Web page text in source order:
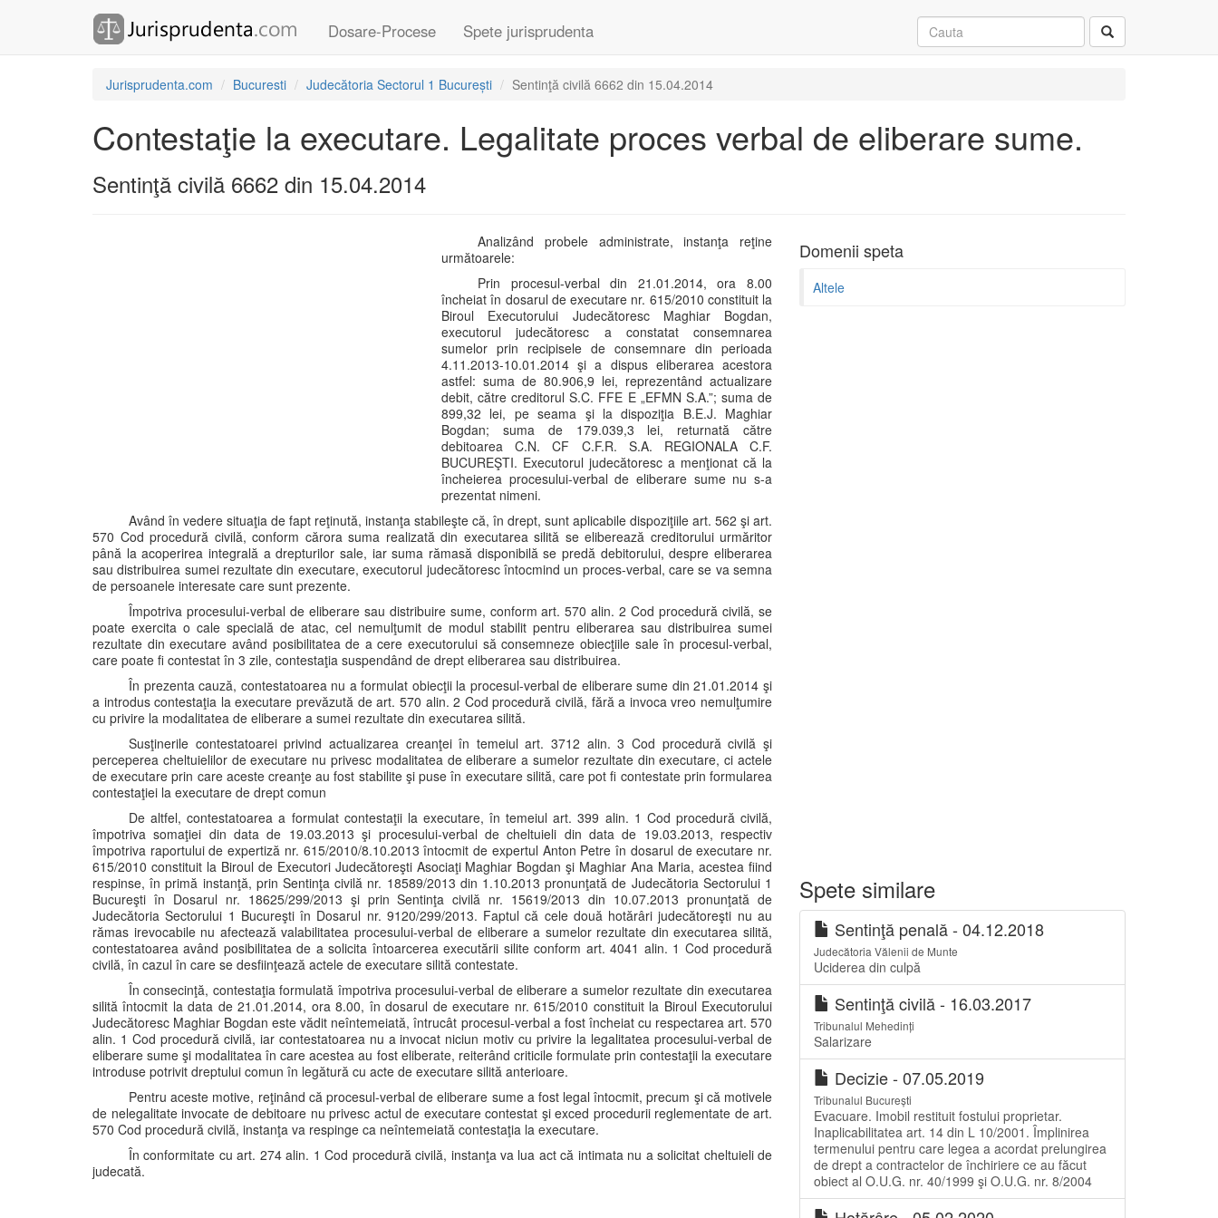
Dosare-Procese Spete jurisprudenta
Jurisprudenta.com Bucuresti Judecătoria Sectorul 1 București Sentinţă civilă 6662 din 15.04.2014
Contestaţie la executare. Legalitate proces verbal de eliberare sume.
Sentinţă civilă 6662 din 15.04.2014
Analizând probele administrate, instanţa reţine
următoarele:
Prin procesul-verbal din 21.01.2014, ora 8.00
încheiat în dosarul de executare nr. 615/2010 constituit la
Biroul Executorului Judecătoresc Maghiar Bogdan,
executorul judecătoresc a constatat consemnarea
sumelor prin recipisele de consemnare din perioada
4.11.2013-10.01.2014 şi a dispus eliberarea acestora
astfel: suma de 80.906,9 lei, reprezentând actualizare
debit, către creditorul S.C. FFE E „EFMN S.A.”; suma de
899,32 lei, pe seama şi la dispoziţia B.E.J. Maghiar
Bogdan; suma de 179.039,3 lei, returnată către
debitoarea C.N. CF C.F.R. S.A. REGIONALA C.F.
BUCUREŞTI. Executorul judecătoresc a menţionat că la
încheierea procesului-verbal de eliberare sume nu s-a
prezentat nimeni.
Având în vedere situaţia de fapt reţinută, instanţa stabileşte că, în drept, sunt aplicabile dispoziţiile art. 562 şi art.
570 Cod procedură civilă, conform cărora suma realizată din executarea silită se eliberează creditorului urmăritor
până la acoperirea integrală a drepturilor sale, iar suma rămasă disponibilă se predă debitorului, despre eliberarea
sau distribuirea sumei rezultate din executare, executorul judecătoresc întocmind un proces-verbal, care se va semna
de persoanele interesate care sunt prezente.
Împotriva procesului-verbal de eliberare sau distribuire sume, conform art. 570 alin. 2 Cod procedură civilă, se
poate exercita o cale specială de atac, cel nemulţumit de modul stabilit pentru eliberarea sau distribuirea sumei
rezultate din executare având posibilitatea de a cere executorului să consemneze obiecţiile sale în procesul-verbal,
care poate fi contestat în 3 zile, contestaţia suspendând de drept eliberarea sau distribuirea.
În prezenta cauză, contestatoarea nu a formulat obiecţii la procesul-verbal de eliberare sume din 21.01.2014 şi
a introdus contestaţia la executare prevăzută de art. 570 alin. 2 Cod procedură civilă, fără a invoca vreo nemulţumire
cu privire la modalitatea de eliberare a sumei rezultate din executarea silită.
Susţinerile contestatoarei privind actualizarea creanţei în temeiul art. 3712 alin. 3 Cod procedură civilă şi
perceperea cheltuielilor de executare nu privesc modalitatea de eliberare a sumelor rezultate din executare, ci actele
de executare prin care aceste creanţe au fost stabilite şi puse în executare silită, care pot fi contestate prin formularea
contestaţiei la executare de drept comun
De altfel, contestatoarea a formulat contestaţii la executare, în temeiul art. 399 alin. 1 Cod procedură civilă,
împotriva somaţiei din data de 19.03.2013 şi procesului-verbal de cheltuieli din data de 19.03.2013, respectiv
împotriva raportului de expertiză nr. 615/2010/8.10.2013 întocmit de expertul Anton Petre în dosarul de executare nr.
615/2010 constituit la Biroul de Executori Judecătoreşti Asociaţi Maghiar Bogdan şi Maghiar Ana Maria, acestea fiind
respinse, în primă instanţă, prin Sentinţa civilă nr. 18589/2013 din 1.10.2013 pronunţată de Judecătoria Sectorului 1
Bucureşti în Dosarul nr. 18625/299/2013 şi prin Sentinţa civilă nr. 15619/2013 din 10.07.2013 pronunţată de
Judecătoria Sectorului 1 Bucureşti în Dosarul nr. 9120/299/2013. Faptul că cele două hotărâri judecătoreşti nu au
rămas irevocabile nu afectează valabilitatea procesului-verbal de eliberare a sumelor rezultate din executarea silită,
contestatoarea având posibilitatea de a solicita întoarcerea executării silite conform art. 4041 alin. 1 Cod procedură
civilă, în cazul în care se desfiinţează actele de executare silită contestate.
În consecinţă, contestaţia formulată împotriva procesului-verbal de eliberare a sumelor rezultate din executarea
silită întocmit la data de 21.01.2014, ora 8.00, în dosarul de executare nr. 615/2010 constituit la Biroul Executorului
Judecătoresc Maghiar Bogdan este vădit neîntemeiată, întrucât procesul-verbal a fost încheiat cu respectarea art. 570
alin. 1 Cod procedură civilă, iar contestatoarea nu a invocat niciun motiv cu privire la legalitatea procesului-verbal de
eliberare sume şi modalitatea în care acestea au fost eliberate, reiterând criticile formulate prin contestaţii la executare
introduse potrivit dreptului comun în legătură cu acte de executare silită anterioare.
Pentru aceste motive, reţinând că procesul-verbal de eliberare sume a fost legal întocmit, precum şi că motivele
de nelegalitate invocate de debitoare nu privesc actul de executare contestat şi exced procedurii reglementate de art.
570 Cod procedură civilă, instanţa va respinge ca neîntemeiată contestaţia la executare.
În conformitate cu art. 274 alin. 1 Cod procedură civilă, instanţa va lua act că intimata nu a solicitat cheltuieli de
judecată.
Domenii speta
Altele
Spete similare
Sentinţă penală - 04.12.2018
Judecătoria Vălenii de Munte
Uciderea din culpă
Sentinţă civilă - 16.03.2017
Tribunalul Mehedinți
Salarizare
Decizie - 07.05.2019
Tribunalul București
Evacuare. Imobil restituit fostului proprietar.
Inaplicabilitatea art. 14 din L 10/2001. Împlinirea
termenului pentru care legea a acordat prelungirea
de drept a contractelor de închiriere ce au făcut
obiect al O.U.G. nr. 40/1999 şi O.U.G. nr. 8/2004